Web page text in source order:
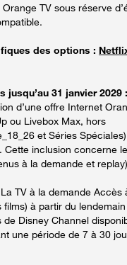
TV sous réserve
des options :
jusqu’au 31 janvier 2029 :
d’une offre Internet
ou Livebox Max, hors
et Séries
Cette inclusion concerne
à la demande et
La TV à la demande Accès
films) à partir du
Disney Channel
une période de 7 à 30